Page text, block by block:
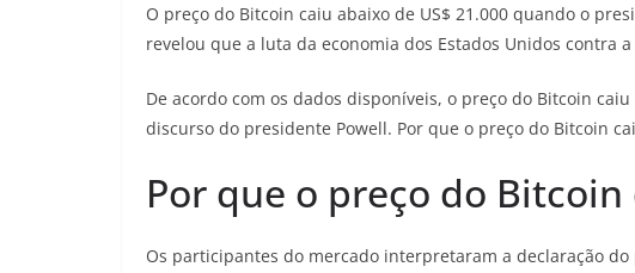
O preço do Bitcoin caiu abaixo de US$ 21.000 quando o
revelou que a luta da economia dos Estados Unidos contra
De acordo com os dados disponíveis, o preço do Bitcoin
discurso do presidente Powell. Por que o preço do Bitcoin
Por que o preço do Bitcoin
Os participantes do mercado interpretaram a declaração do